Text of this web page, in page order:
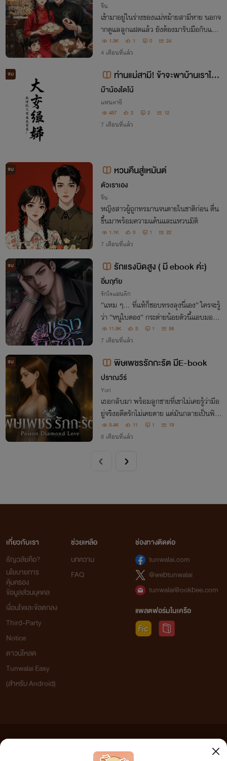
จีน
เข้ามาอยู่ในร่างของแม่หม้ายสามีหาย นอกจ
ากดูแลลูกแฝดแล้ว ยังต้องมารับมือกับแม่ส
ามีที่ใจร้ายแถมยังขายเธอไปใช้หนี้อีก!!
1.3K 1 0 24
4 เดือนที่แล้ว
จบ
ท่านแม่สามี! ข้าจะพาบ้านเราไปเ
ป็นเศรษฐีเอง
ม๊าน้องไดโน้
แฟนตาซี
457 2 2 12
7 เดือนที่แล้ว
จบ หวนคืนสู่เหมันต์
ตัวเราเอง
จีน
หญิงสาวผู้ถูกทรมานจนตายในชาติก่อน ตื่น
ขึ้นมาพร้อมความแค้นและแหวนมิติ
1.1K 0 1 22
7 เดือนที่แล้ว
จบ รักแรงบิดสูง ( มี ebook ค่ะ)
อิ่มฤทัย
รักโรแมนติก
“แหม ๆ... ที่แท้ก็ชอบทรงลุงนี่เอง” ใครจะรู้
ว่า “หนูใบตอง” กระต่ายน้อยตัวนี้แอบมอง
“เฮียขุน” มาตั้งแต่สมัยยังวิ่งเล่นตามหลังเข
า ทั้งที่ปากพร่ำบอกว่ารักเขาเหมือน “พี่ชา
11.9K 3 1 58
7 เดือนที่แล้ว
จบ พิษเพชรรักกะรัต มีE-book
ปราณวีร์
Yuri
เธอกลับมา พร้อมลูกชายที่เขาไม่เคยรู้ว่ามีอ
ยู่จริงอดีตรักไม่เคยตาย แต่มันกลายเป็นพิษ
และครั้งนี้ “พิษเพชร” จะกัดกินหัวใจ จนไม่มี
ใครเหลือที่ไม่เจ็บ
3.4K 11 1 19
8 เดือนที่แล้ว
เกี่ยวกับเรา
ธัญวลัยคือ?
นโยบายการ
คุ้มครอง
ข้อมูลส่วนบุคคล
เงื่อนไขและข้อตกลง
Third-Party
Notice
ดาวน์โหลด
Tunwalai Easy
(สำหรับ Android)
ช่วยเหลือ
บทความ
FAQ
ช่องทางติดต่อ
tunwalai.com
@webtunwalai
tunwalai@ookbee.com
แพลตฟอร์มในเครือ
เว็บไซต์แห่งนี้ไม่ได้เห็นด้วยและไม่ขอรับผิดชอบต่อข้อความใดๆ ทั้งสิ้น ดังนั้นผู้อ่านทุกท่านโปรดใช้